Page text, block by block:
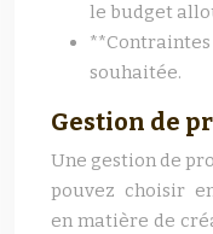
le budget
**Contraintes
souhaitée.
Gestion de
Une gestion de
pouvez choisir
en matière de